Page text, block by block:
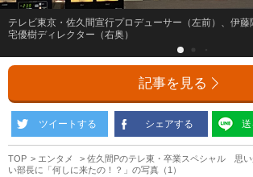
テレビ東京・佐久間宣行プロデューサー（左前）、伊藤
宅優樹ディレクター（右奥）
記事を見る
ツイートする シェアする 送
TOP エンタメ
佐久間Pのテレ東・卒業スペシャル 思い
い部長に「何しに来たの！？」の写真（1）